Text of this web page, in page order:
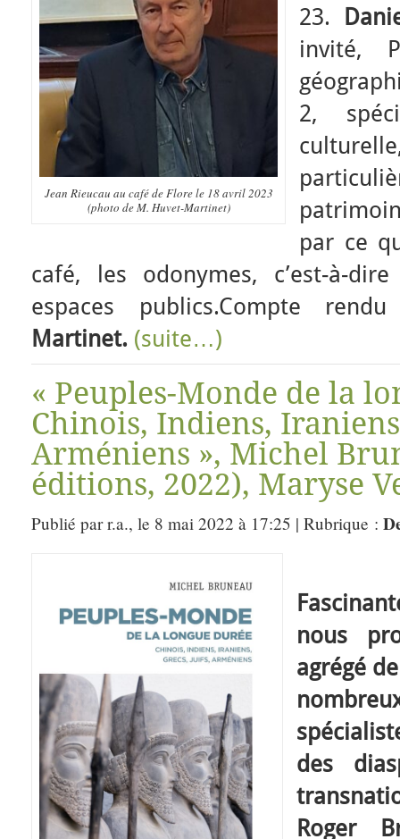
Jean Rieucau au café de Flore le 18 avril 2023
(photo de M. Huvet-Martinet)
23.
invité,
2,
par ce
café, les odonymes, c’est-à-
espaces publics.Compte
Martinet. (suite…)
« Peuples-Monde de la
Chinois, Indiens,
Arméniens », Michel
éditions, 2022), Maryse
Publié par r.a., le 8 mai 2022 à 17:25 | Rubrique :
nous
agrégé
des
Roger